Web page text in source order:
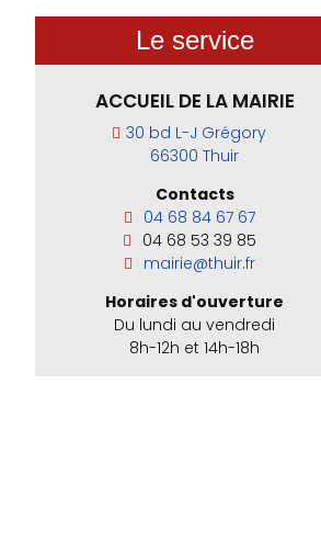
Le service
ACCUEIL DE LA MAIRIE
30 bd L-J Grégory
66300 Thuir
Contacts
04 68 84 67 67
04 68 53 39 85
mairie@thuir.fr
Horaires d'ouverture
Du lundi au vendredi
8h-12h et 14h-18h